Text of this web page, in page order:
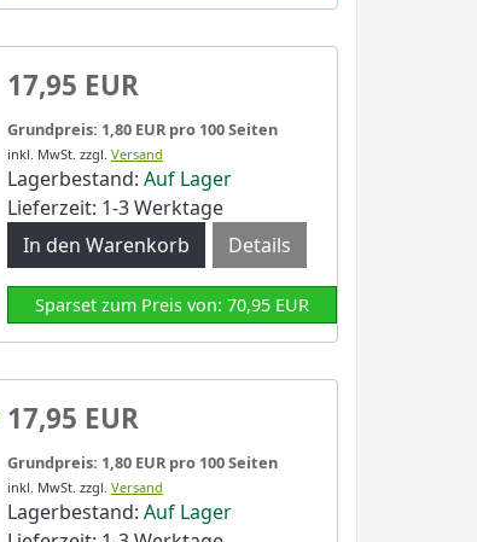
17,95 EUR
Grundpreis: 1,80 EUR pro 100 Seiten
inkl. MwSt. zzgl. Versand
Lagerbestand: Auf Lager
Lieferzeit: 1-3 Werktage
Details
Sparset zum Preis von: 70,95 EUR
17,95 EUR
Grundpreis: 1,80 EUR pro 100 Seiten
inkl. MwSt. zzgl. Versand
Lagerbestand: Auf Lager